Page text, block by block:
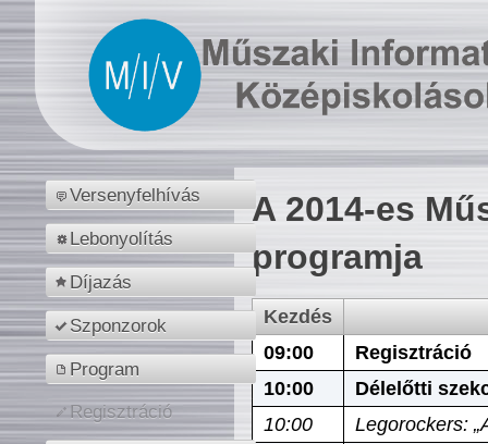
Versenyfelhívás
Lebonyolítás
Díjazás
Szponzorok
Program
Regisztráció
A 2014-es
programja
Kezdés
09:00
Regisztráció
10:00
Délelőtti
10:00
Legorockers: